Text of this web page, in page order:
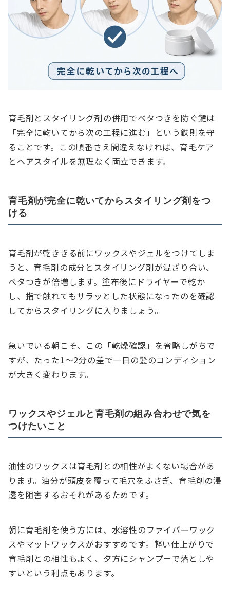
育毛剤とスタイリング剤の併用でベタつきを防ぐ鍵は
「完全に乾いてから次の工程に進む」という鉄則を守
ることです。この順番さえ間違えなければ、育毛ケア
とヘアスタイルを無理なく両立できます。
育毛剤が完全に乾いてからスタイリング剤をつ
ける
育毛剤が乾ききる前にワックスやジェルをつけてしま
うと、育毛剤の成分とスタイリング剤が混ざり合い、
ベタつきが倍増します。塗布後にドライヤーで乾か
し、指で触れてもサラッとした状態になったのを確認
してからスタイリングに入りましょう。
急いでいる朝こそ、この「乾燥確認」を省略しがちで
すが、たった1〜2分の差で一日の髪のコンディション
が大きく変わります。
ワックスやジェルと育毛剤の組み合わせで気を
つけたいこと
油性のワックスは育毛剤との相性がよくない場合があ
ります。油分が頭皮を覆って毛穴をふさぎ、育毛剤の浸
透を阻害するおそれがあるためです。
朝に育毛剤を使う方には、水溶性のファイバーワック
スやマットワックスがおすすめです。軽い仕上がりで
育毛剤との相性もよく、夕方にシャンプーで落としや
すいという利点もあります。